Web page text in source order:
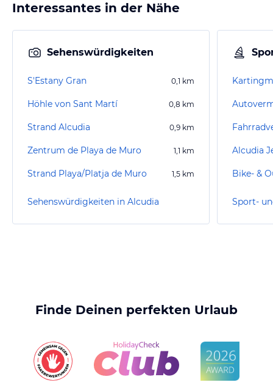
Interessantes in der Nähe
Sehenswürdigkeiten
S'Estany Gran 0,1 km
Höhle von Sant Martí 0,8 km
Strand Alcudia 0,9 km
Zentrum de Playa de Muro 1,1 km
Strand Playa/Platja de Muro 1,5 km
Sehenswürdigkeiten in Alcudia
Alcudia
Sport-
Finde Deinen perfekten Urlaub